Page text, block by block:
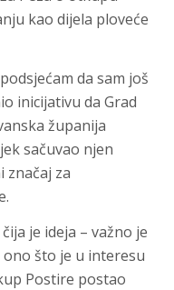
kao dijela ploveće
da sam još
inicijativu da Grad
županija
sačuvao njen
značaj za
je ideja – važno je
što je u interesu
Postire postao